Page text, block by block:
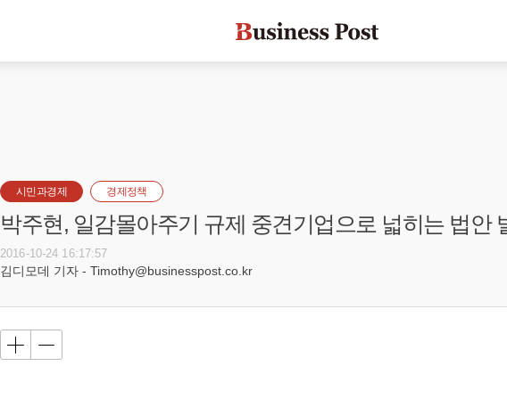
시민과경제 경제정책
박주현, 일감몰아주기 규제 중견기업으로 넓히는 법안
2016-10-24 16:17:57
김디모데 기자 - Timothy@businesspost.co.kr